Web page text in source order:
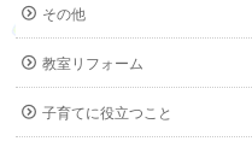
その他
教室リフォーム
子育てに役立つこと